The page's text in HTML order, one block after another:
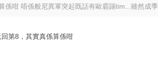
咁 唔係般尼異軍突起既話有歐霸踢tim...雖然成季
第8，其實真係算係咁